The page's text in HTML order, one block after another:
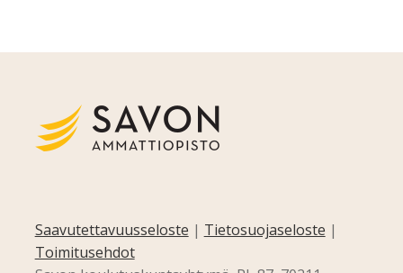
Saavutettavuusseloste | Tietosuojaseloste |
Toimitusehdot